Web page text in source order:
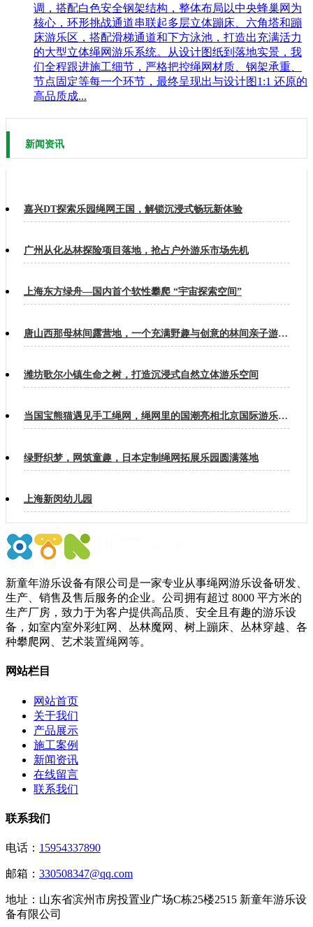
调，搭配白色安全钢架结构，整体布局以中央蜂巢网为
核心，环形挑战通道串联起多层立体蹦床、六角塔和蹦
床游乐区，搭配滑梯通道和下方泳池，打造出充满活力
的大型立体绳网游乐系统。从设计图纸到落地实景，我
们全程跟进施工细节，严格把控绳网材质、钢架承重、
节点固定等每一个环节，最终呈现出与设计图1:1 还原的
高品质成...
新闻资讯
嘉兴DT探索乐园绳网王国，解锁沉浸式畅玩新体验
广州从化丛林探险项目落地，抢占户外游乐市场先机
上海东方绿舟—国内首个软性攀爬 “宇宙探索空间”
唐山西那母林间露营地，一个充满野趣与创意的林间亲子游乐天地
潍坊歌尔小镇生命之树，打造沉浸式自然立体游乐空间
当国宝熊猫遇见手工绳网，绳网里的国潮亮相北京国际游乐设施设备博览会
绿野织梦，网筑童趣，日本定制绳网拓展乐园圆满落地
上海新闵幼儿园
新童年游乐设备有限公司是一家专业从事绳网游乐设备研发、
生产、销售及售后服务的企业。公司拥有超过 8000 平方米的
生产厂房，致力于为客户提供高品质、安全且有趣的游乐设
备，如室内室外彩虹网、丛林魔网、树上蹦床、丛林穿越、各
种攀爬网、艺术装置绳网等。
网站栏目
网站首页
关于我们
产品展示
施工案例
新闻资讯
在线留言
联系我们
联系我们
电话： 15954337890
邮箱： 330508347@qq.com
地址： 山东省滨州市房投置业广场C栋25楼2515 新童年游乐设
备有限公司